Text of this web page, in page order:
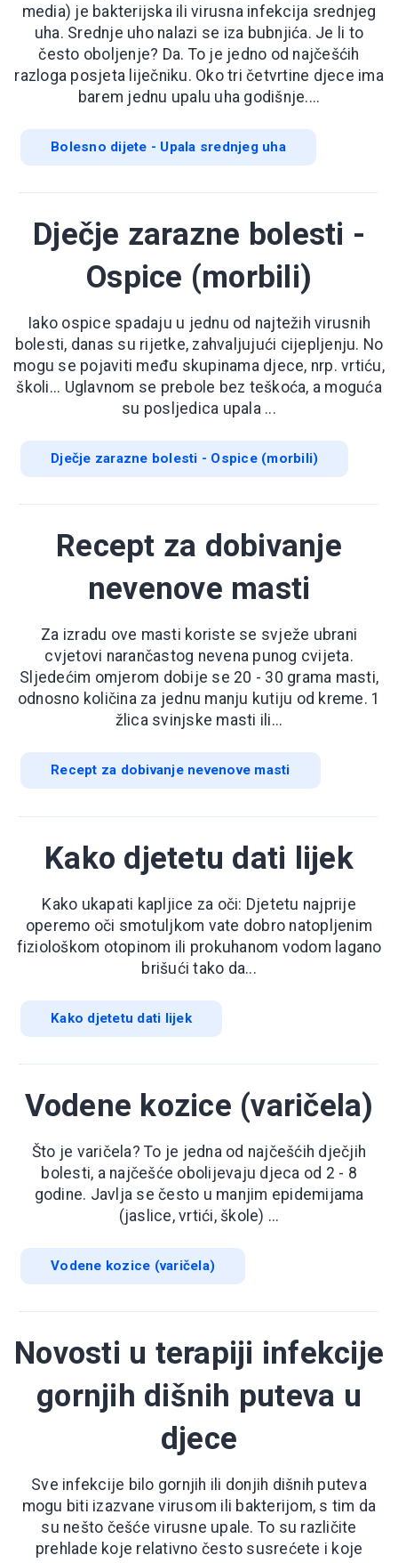
media) je bakterijska ili virusna infekcija srednjeg
uha. Srednje uho nalazi se iza bubnjića. Je li to
često oboljenje? Da. To je jedno od najčešćih
razloga posjeta liječniku. Oko tri četvrtine djece ima
barem jednu upalu uha godišnje....
Bolesno dijete - Upala srednjeg uha
Dječje zarazne bolesti -
Ospice (morbili)
Iako ospice spadaju u jednu od najtežih virusnih
bolesti, danas su rijetke, zahvaljujući cijepljenju. No
mogu se pojaviti među skupinama djece, nrp. vrtiću,
školi... Uglavnom se prebole bez teškoća, a moguća
su posljedica upala ...
Dječje zarazne bolesti - Ospice (morbili)
Recept za dobivanje
nevenove masti
Za izradu ove masti koriste se svježe ubrani
cvjetovi narančastog nevena punog cvijeta.
Sljedećim omjerom dobije se 20 - 30 grama masti,
odnosno količina za jednu manju kutiju od kreme. 1
žlica svinjske masti ili...
Recept za dobivanje nevenove masti
Kako djetetu dati lijek
Kako ukapati kapljice za oči: Djetetu najprije
operemo oči smotuljkom vate dobro natopljenim
fiziološkom otopinom ili prokuhanom vodom lagano
brišući tako da...
Kako djetetu dati lijek
Vodene kozice (varičela)
Što je varičela? To je jedna od najčešćih dječjih
bolesti, a najčešće obolijevaju djeca od 2 - 8
godine. Javlja se često u manjim epidemijama
(jaslice, vrtići, škole) ...
Vodene kozice (varičela)
Novosti u terapiji infekcije
gornjih dišnih puteva u
djece
Sve infekcije bilo gornjih ili donjih dišnih puteva
mogu biti izazvane virusom ili bakterijom, s tim da
su nešto češće virusne upale. To su različite
prehlade koje relativno često susrećete i koje